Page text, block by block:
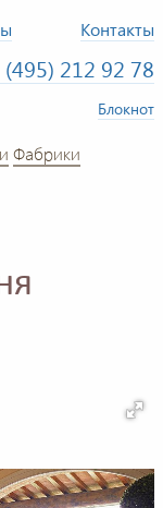
Контакты
212 92 78
Блокнот
Фабрики